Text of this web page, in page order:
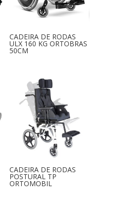
CADEIRA DE RODAS
ULX 160 KG ORTOBRAS
50CM
CADEIRA DE RODAS
POSTURAL TP
ORTOMOBIL